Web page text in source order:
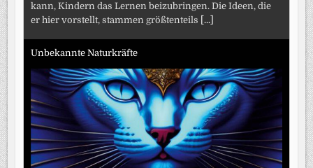
kann, Kindern das Lernen beizubringen. Die Ideen, die
er hier vorstellt, stammen größtenteils [...]
Unbekannte Naturkräfte